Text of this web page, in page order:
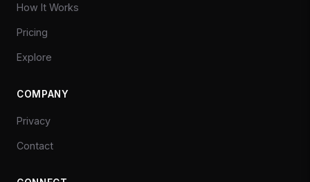
How It Works
Pricing
Explore
COMPANY
Privacy
Contact